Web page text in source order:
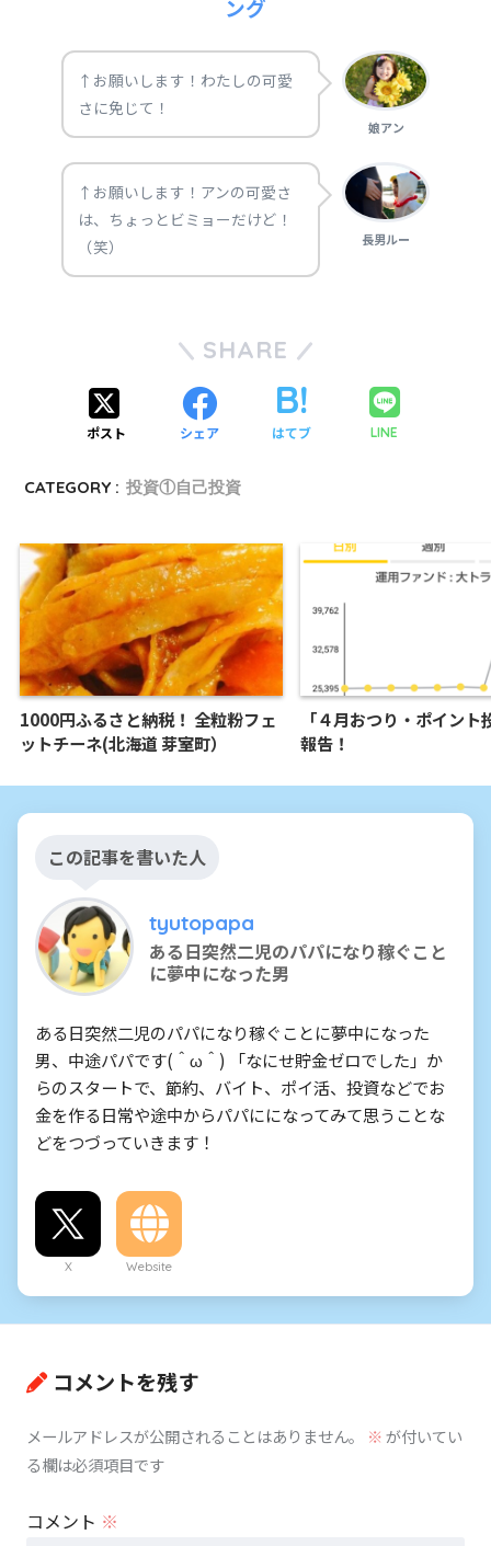
ング
↑お願いします！わたしの可愛
さに免じて！
娘アン
↑お願いします！アンの可愛さ
は、ちょっとビミョーだけど！
（笑）
長男ルー
SHARE
ポスト シェア はてブ LINE
CATEGORY : 投資①自己投資
1000円ふるさと納税！ 全粒粉フェ
ットチーネ(北海道 芽室町）
「４月おつり・ポイント
報告！
この記事を書いた人
tyutopapa
ある日突然二児のパパになり稼ぐこと
に夢中になった男
ある日突然二児のパパになり稼ぐことに夢中になった
男、中途パパです(＾ω＾) 「なにせ貯金ゼロでした」か
らのスタートで、節約、バイト、ポイ活、投資などでお
金を作る日常や途中からパパにになってみて思うことな
どをつづっていきます！
X Website
コメントを残す
メールアドレスが公開されることはありません。 ※が付いてい
る欄は必須項目です
コメント ※